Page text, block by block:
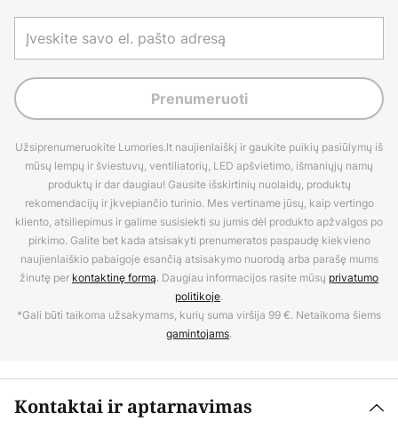
Prenumeruoti
Užsiprenumeruokite Lumories.lt naujienlaiškį ir gaukite puikių pasiūlymų iš
mūsų lempų ir šviestuvų, ventiliatorių, LED apšvietimo, išmaniųjų namų
produktų ir dar daugiau! Gausite išskirtinių nuolaidų, produktų
rekomendacijų ir įkvepiančio turinio. Mes vertiname jūsų, kaip vertingo
kliento, atsiliepimus ir galime susisiekti su jumis dėl produkto apžvalgos po
pirkimo. Galite bet kada atsisakyti prenumeratos paspaudę kiekvieno
naujienlaiškio pabaigoje esančią atsisakymo nuorodą arba parašę mums
žinutę per kontaktinę formą. Daugiau informacijos rasite mūsų privatumo
politikoje.
*Gali būti taikoma užsakymams, kurių suma viršija 99 €. Netaikoma šiems
gamintojams.
Kontaktai ir aptarnavimas